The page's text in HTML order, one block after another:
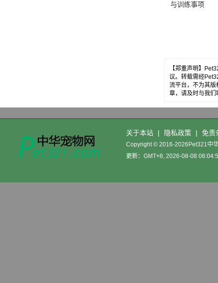
与训练事项
【郑重声明】
议。转载需经
流平台，不为其
章，请及时与我
关于本站 | 隐私政策 | 免责
Copyright © 2016-2026Pet321中
更新：GMT+8, 2026-08-08